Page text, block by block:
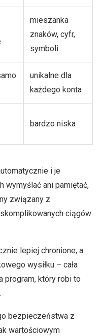
mieszanka
znaków, cyfr,
symboli
unikalne dla
każdego konta
bardzo niska
i je
wymyślać ani pamiętać,
związany z
ciągów
lepiej chronione, a
wysiłku – cała
program, który robi to
bezpieczeństwa z
wartościowym